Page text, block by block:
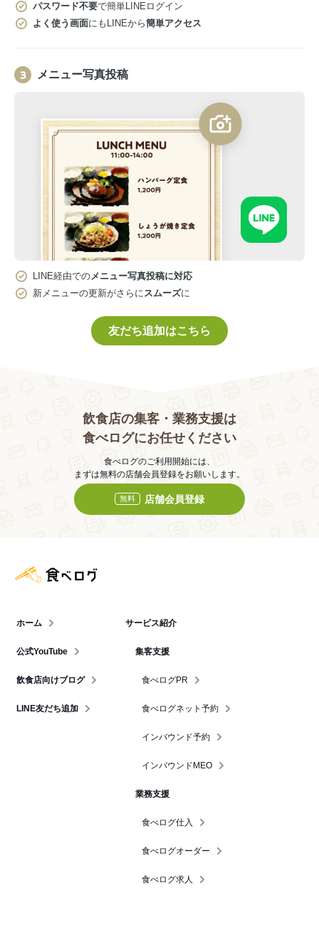
パスワード不要で簡単LINEログイン
よく使う画面にもLINEから簡単アクセス
メニュー写真投稿
LINE経由でのメニュー写真投稿に対応
新メニューの更新がさらにスムーズに
友だち追加はこちら
飲食店の集客・業務支援は
食べログにお任せください
食べログのご利用開始には、
まずは無料の店舗会員登録をお願いします。
無料 店舗会員登録
ホーム
公式YouTube
飲食店向けブログ
LINE友だち追加
サービス紹介
集客支援
食べログPR
食べログネット予約
インバウンド予約
インバウンドMEO
業務支援
食べログ仕入
食べログオーダー
食べログ求人